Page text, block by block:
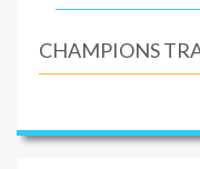
CHAMPIONS